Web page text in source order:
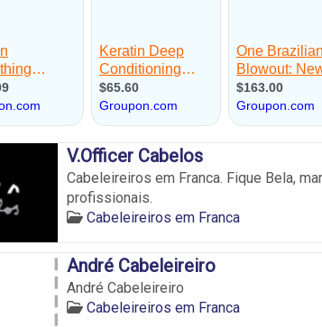
V.Officer Cabelos
Cabeleireiros em Franca. Fique Bela,
profissionais.
Cabeleireiros em Franca
André Cabeleireiro
André Cabeleireiro
Cabeleireiros em Franca